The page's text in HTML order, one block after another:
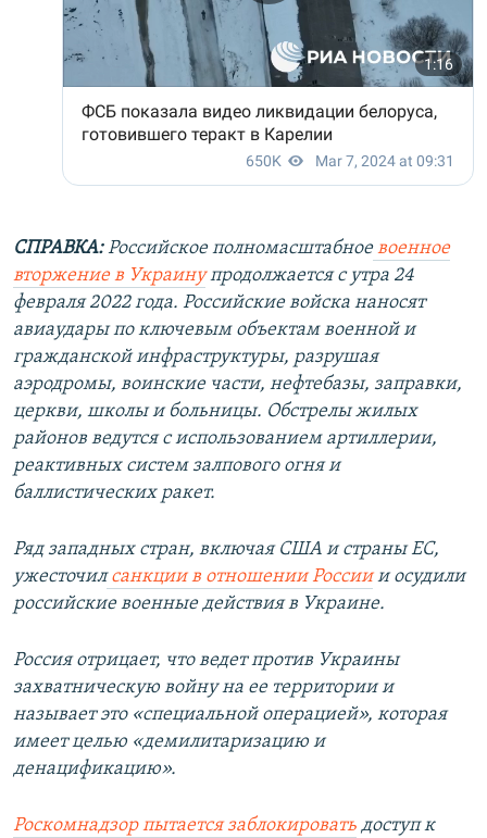
СПРАВКА:Российское полномасштабноевоенное
вторжение в Украинупродолжается с утра 24
февраля 2022 года. Российские войска наносят
авиаудары по ключевым объектам военной и
гражданской инфраструктуры, разрушая
аэродромы, воинские части, нефтебазы, заправки,
церкви, школы и больницы. Обстрелы жилых
районов ведутся с использованием артиллерии,
реактивных систем залпового огня и
баллистических ракет.
Ряд западных стран, включая США и страны ЕС,
ужесточилсанкции в отношении Россиии осудили
российские военные действия в Украине.
Россия отрицает, что ведет против Украины
захватническую войну на ее территории и
называет это «специальной операцией», которая
имеет целью «демилитаризацию и
денацификацию».
Роскомнадзор пытается заблокировать доступ к